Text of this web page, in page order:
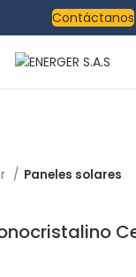
Contáctanos
Paneles solares